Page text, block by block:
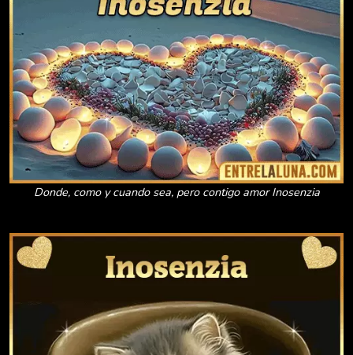
Donde, como y cuando sea, pero contigo amor Inosenzia